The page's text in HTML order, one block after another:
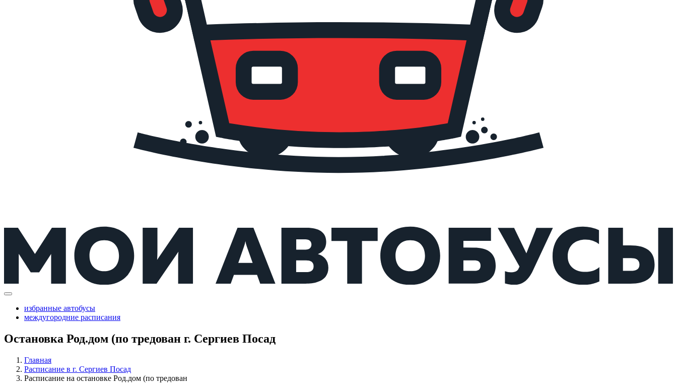
избранные автобусы
междугородние расписания
Остановка Род.дом (по тредован г. Сергиев Посад
Главная
Расписание в г. Сергиев Посад
Расписание на остановке Род.дом (по тредован